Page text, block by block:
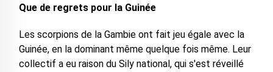
Que de regrets pour la Guinée
Les scorpions de la Gambie ont fait jeu égale avec la
Guinée, en la dominant même quelque fois même. Leur
collectif a eu raison du Sily national, qui s'est réveillé